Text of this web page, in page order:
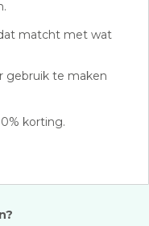
matcht met wat
gebruik te maken
korting.